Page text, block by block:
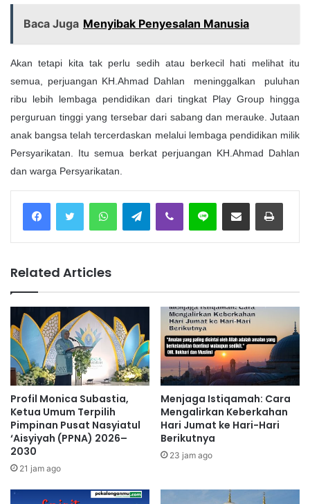
Baca Juga Menyibak Penyesalan Manusia
Akan tetapi kita tak perlu sedih atau berkecil hati melihat itu
semua, perjuangan KH.Ahmad Dahlan meninggalkan puluhan
ribu lebih lembaga pendidikan dari tingkat Play Group hingga
perguruan tinggi yang tersebar dari sabang dan merauke. Jutaan
anak bangsa telah tercerdaskan melalui lembaga pendidikan milik
Persyarikatan. Itu semua berkat perjuangan KH.Ahmad Dahlan
dan warga Persyarikatan.
Telegram
Related Articles
Profil Monica Subastia,
Ketua Umum Terpilih
Pimpinan Pusat Nasyiatul
‘Aisyiyah (PPNA) 2026–
2030
21 jam ago
Menjaga Istiqamah: Cara
Mengalirkan Keberkahan
Hari Jumat ke Hari-Hari
Berikutnya
23 jam ago